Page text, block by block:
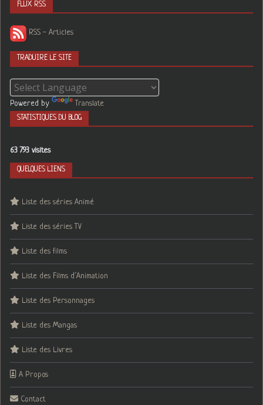
FLUX RSS
RSS - Articles
TRADUIRE LE SITE
Powered by Translate
STATISTIQUES DU BLOG
63 793 visites
QUELQUES LIENS
Liste des séries Animé
Liste des séries TV
Liste des films
Liste des Films d’Animation
Liste des Personnages
Liste des Mangas
Liste des Livres
A Propos
Contact